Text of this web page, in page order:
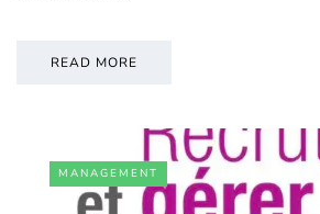
READ MORE
MANAGEMENT